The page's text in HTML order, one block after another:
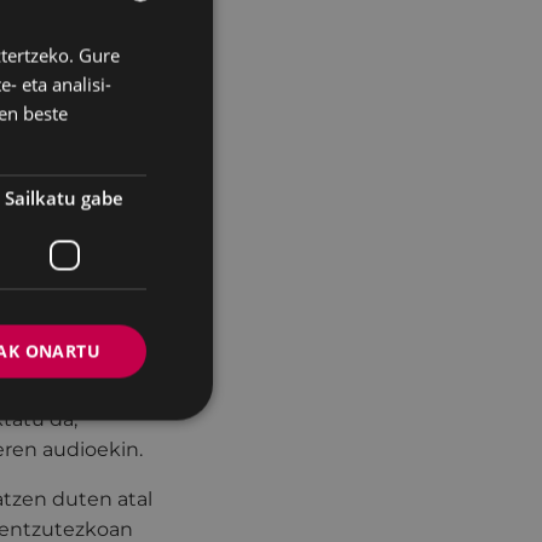
ikus-
azpiegitura
hainbat
digitalean
ekipo
da,
audioekin.
duten atal
BASQUE
SPANISH
Gure
eta analisi-
beste
Sailkatu gabe
ONARTU